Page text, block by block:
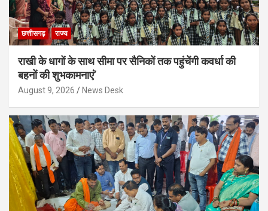
छत्तीसगढ़ राज्य
राखी के धागों के साथ सीमा पर सैनिकों तक पहुंचेंगी कवर्धा की
बहनों की शुभकामनाएं’
August 9, 2026 News Desk